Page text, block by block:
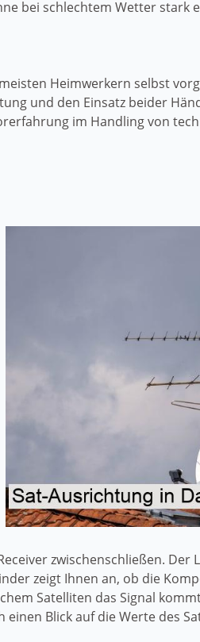
bei schlechtem Wetter stark
Heimwerkern selbst
und den Einsatz beider
im Handling von
zwischenschließen. Der
zeigt Ihnen an, ob die
Satelliten das Signal
Blick auf die Werte des